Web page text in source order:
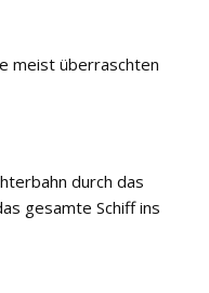
meist überraschten
durch das
gesamte Schiff ins